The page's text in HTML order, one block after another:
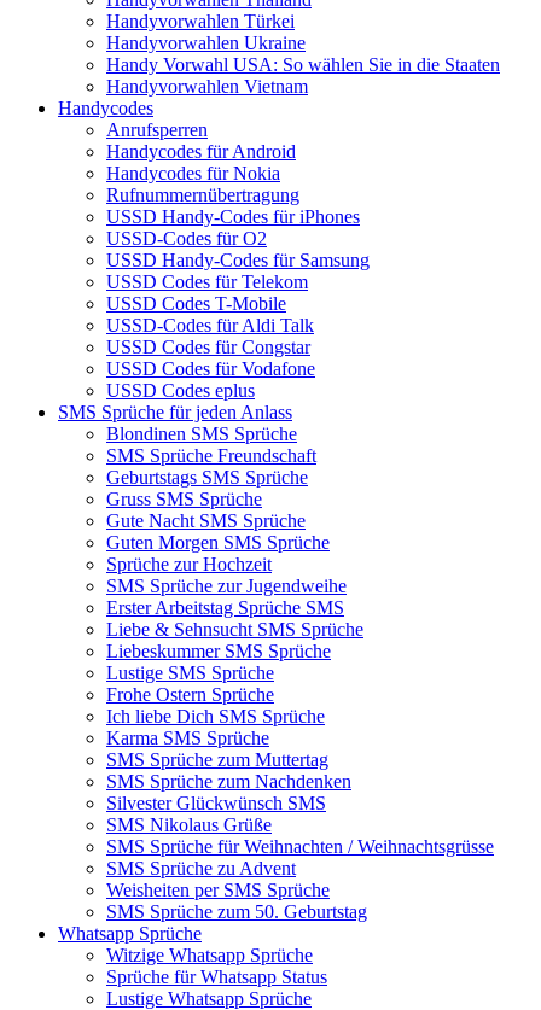
Handyvorwahlen Türkei
Handyvorwahlen Ukraine
Handy Vorwahl USA: So wählen Sie in die Staaten
Handyvorwahlen Vietnam
Handycodes
Anrufsperren
Handycodes für Android
Handycodes für Nokia
Rufnummernübertragung
USSD Handy-Codes für iPhones
USSD-Codes für O2
USSD Handy-Codes für Samsung
USSD Codes für Telekom
USSD Codes T-Mobile
USSD-Codes für Aldi Talk
USSD Codes für Congstar
USSD Codes für Vodafone
USSD Codes eplus
SMS Sprüche für jeden Anlass
Blondinen SMS Sprüche
SMS Sprüche Freundschaft
Geburtstags SMS Sprüche
Gruss SMS Sprüche
Gute Nacht SMS Sprüche
Guten Morgen SMS Sprüche
Sprüche zur Hochzeit
SMS Sprüche zur Jugendweihe
Erster Arbeitstag Sprüche SMS
Liebe & Sehnsucht SMS Sprüche
Liebeskummer SMS Sprüche
Lustige SMS Sprüche
Frohe Ostern Sprüche
Ich liebe Dich SMS Sprüche
Karma SMS Sprüche
SMS Sprüche zum Muttertag
SMS Sprüche zum Nachdenken
Silvester Glückwünsch SMS
SMS Nikolaus Grüße
SMS Sprüche für Weihnachten / Weihnachtsgrüsse
SMS Sprüche zu Advent
Weisheiten per SMS Sprüche
SMS Sprüche zum 50. Geburtstag
Whatsapp Sprüche
Witzige Whatsapp Sprüche
Sprüche für Whatsapp Status
Lustige Whatsapp Sprüche